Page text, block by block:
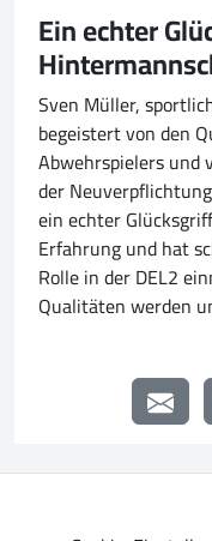
Ein echter
Sven Müller,
begeistert von den
Abwehrspielers
der
ein echter
Erfahrung und hat
Rolle in der DEL2
Qualitäten werden